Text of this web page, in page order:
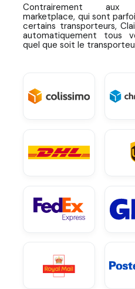
Contrairement aux
marketplace, qui sont
certains transporteurs,
automatiquement tous
quel que soit le